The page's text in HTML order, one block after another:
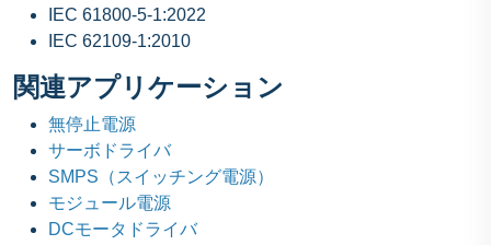
IEC 61800-5-1:2022
IEC 62109-1:2010
関連アプリケーション
無停止電源
サーボドライバ
SMPS（スイッチング電源）
モジュール電源
DCモータドライバ